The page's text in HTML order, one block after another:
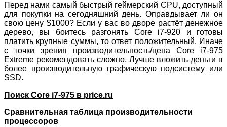
Перед нами самый быстрый геймерский CPU, доступный
для покупки на сегодняшний день. Оправдывает ли он
свою цену $1000? Если у вас во дворе растёт денежное
дерево, вы боитесь разгонять Core i7-920 и готовы
платить крупные суммы, то ответ положительный. Иначе
с точки зрения производительность/цена Core i7-975
Extreme рекомендовать сложно. Лучше вложить деньги в
более производительную графическую подсистему или
SSD.
Поиск Core i7-975 в price.ru
Сравнительная таблица производительности
процессоров